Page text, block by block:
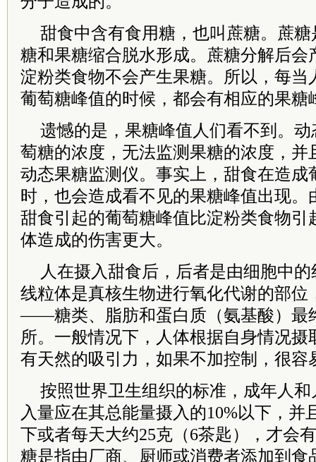
甜食中含有食用糖，也叫蔗糖。蔗
糖和果糖缩合脱水形成。蔗糖分解后会
淀粉类食物不会产生果糖。所以，每当
葡萄糖峰值的时候，都会有相应的果糖
遗憾的是，果糖峰值人们看不到。
萄糖的浓度，无法监测果糖的浓度，并
动态果糖监测仪。事实上，甜食在造成
时，也会造成看不见的果糖峰值出现。
甜食引起的葡萄糖峰值比淀粉类食物引
体造成的伤害更大。
人在摄入甜食后，后者是由细胞中
线粒体是真核生物进行氧化代谢的部位
——糖类、脂肪和蛋白质（氨基酸）最
所。一般情况下，人体根据自身情况摄
有天然的吸引力，如果不加控制，很容
按照世界卫生组织的标准，成年人
入量应在其总能量摄入的10%以下，并
下或者每天大约25克（6茶匙），才会
糖是指由厂商、厨师或消费者添加到食